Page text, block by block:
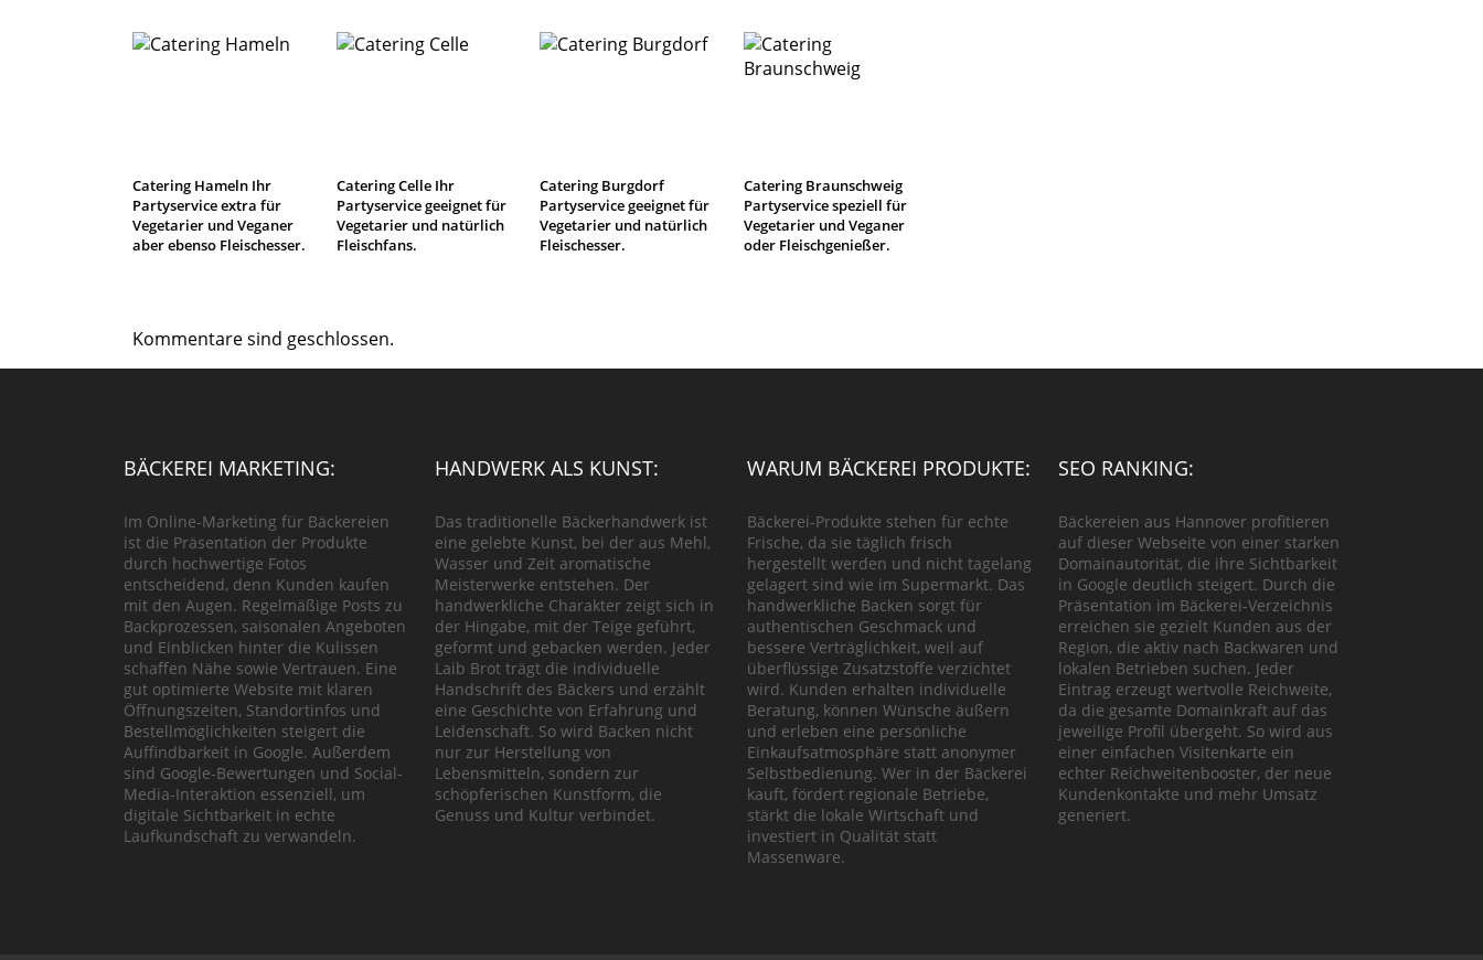
Catering Hameln Ihr
Partyservice extra für
Vegetarier und Veganer
aber ebenso Fleischesser.
Catering Celle Ihr
Partyservice geeignet für
Vegetarier und natürlich
Fleischfans.
Catering Burgdorf
Partyservice geeignet für
Vegetarier und natürlich
Fleischesser.
Catering Braunschweig
Partyservice speziell für
Vegetarier und Veganer
oder Fleischgenießer.
Kommentare sind geschlossen.
BÄCKEREI MARKETING:
Im Online-Marketing für Bäckereien
ist die Präsentation der Produkte
durch hochwertige Fotos
entscheidend, denn Kunden kaufen
mit den Augen. Regelmäßige Posts zu
Backprozessen, saisonalen Angeboten
und Einblicken hinter die Kulissen
schaffen Nähe sowie Vertrauen. Eine
gut optimierte Website mit klaren
Öffnungszeiten, Standortinfos und
Bestellmöglichkeiten steigert die
Auffindbarkeit in Google. Außerdem
sind Google-Bewertungen und Social-
Media-Interaktion essenziell, um
digitale Sichtbarkeit in echte
Laufkundschaft zu verwandeln.
HANDWERK ALS KUNST:
Das traditionelle Bäckerhandwerk ist
eine gelebte Kunst, bei der aus Mehl,
Wasser und Zeit aromatische
Meisterwerke entstehen. Der
handwerkliche Charakter zeigt sich in
der Hingabe, mit der Teige geführt,
geformt und gebacken werden. Jeder
Laib Brot trägt die individuelle
Handschrift des Bäckers und erzählt
eine Geschichte von Erfahrung und
Leidenschaft. So wird Backen nicht
nur zur Herstellung von
Lebensmitteln, sondern zur
schöpferischen Kunstform, die
Genuss und Kultur verbindet.
WARUM BÄCKEREI PRODUKTE:
Bäckerei-Produkte stehen für echte
Frische, da sie täglich frisch
hergestellt werden und nicht tagelang
gelagert sind wie im Supermarkt. Das
handwerkliche Backen sorgt für
authentischen Geschmack und
bessere Verträglichkeit, weil auf
überflüssige Zusatzstoffe verzichtet
wird. Kunden erhalten individuelle
Beratung, können Wünsche äußern
und erleben eine persönliche
Einkaufsatmosphäre statt anonymer
Selbstbedienung. Wer in der Bäckerei
kauft, fördert regionale Betriebe,
stärkt die lokale Wirtschaft und
investiert in Qualität statt
Massenware.
SEO RANKING:
Bäckereien aus Hannover profitieren
auf dieser Webseite von einer starken
Domainautorität, die ihre Sichtbarkeit
in Google deutlich steigert. Durch die
Präsentation im Bäckerei-Verzeichnis
erreichen sie gezielt Kunden aus der
Region, die aktiv nach Backwaren und
lokalen Betrieben suchen. Jeder
Eintrag erzeugt wertvolle Reichweite,
da die gesamte Domainkraft auf das
jeweilige Profil übergeht. So wird aus
einer einfachen Visitenkarte ein
echter Reichweitenbooster, der neue
Kundenkontakte und mehr Umsatz
generiert.